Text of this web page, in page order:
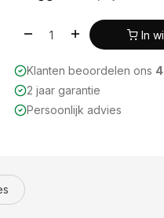
In
Klanten beoordelen ons
2 jaar garantie
Persoonlijk advies